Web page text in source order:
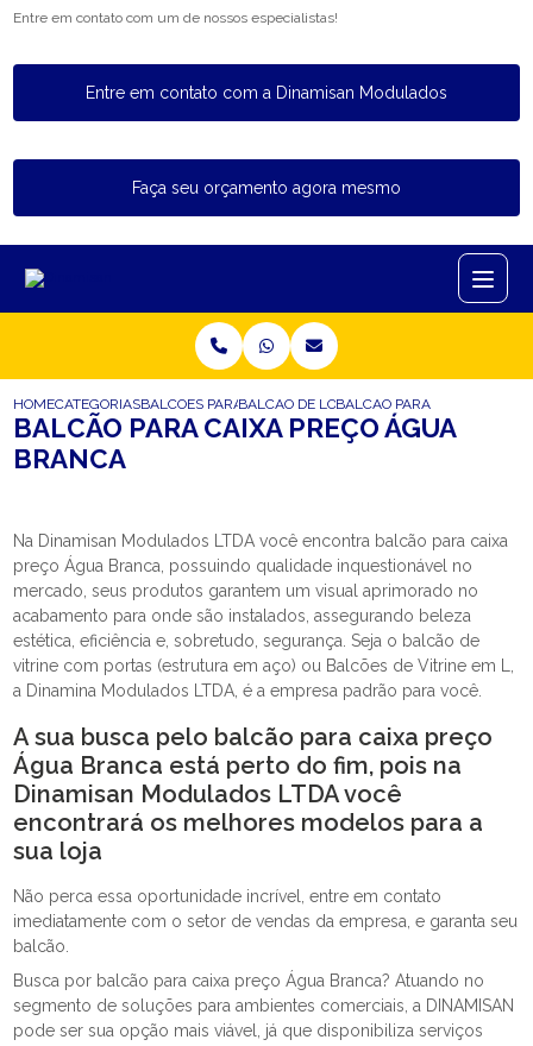
Entre em contato com um de nossos especialistas!
Entre em contato com a Dinamisan Modulados
Faça seu orçamento agora mesmo
HOMECATEGORIASBALCOES PARA LOJABALCAO DE LOJA COM VITRINE
BALCAO PARA CAIXA
BALCÃO PARA CAIXA PREÇO ÁGUA
BRANCA
Na Dinamisan Modulados LTDA você encontra balcão para caixa
preço Água Branca, possuindo qualidade inquestionável no
mercado, seus produtos garantem um visual aprimorado no
acabamento para onde são instalados, assegurando beleza
estética, eficiência e, sobretudo, segurança. Seja o balcão de
vitrine com portas (estrutura em aço) ou Balcões de Vitrine em L,
a Dinamina Modulados LTDA, é a empresa padrão para você.
A sua busca pelo balcão para caixa preço
Água Branca está perto do fim, pois na
Dinamisan Modulados LTDA você
encontrará os melhores modelos para a
sua loja
Não perca essa oportunidade incrível, entre em contato
imediatamente com o setor de vendas da empresa, e garanta seu
balcão.
Busca por balcão para caixa preço Água Branca? Atuando no
segmento de soluções para ambientes comerciais, a DINAMISAN
pode ser sua opção mais viável, já que disponibiliza serviços